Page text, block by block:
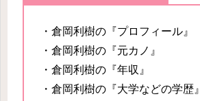
・倉岡利樹の『プロフィール』
・倉岡利樹の『元カノ』
・倉岡利樹の『年収』
・倉岡利樹の『大学などの学歴』